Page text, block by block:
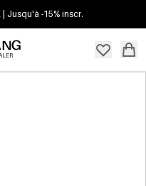
| Jusqu'à -15% inscr.